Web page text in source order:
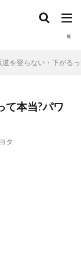
道を登らない・下がる
て本当?パワ
タ